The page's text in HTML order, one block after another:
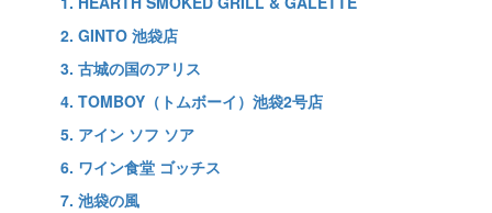
2. GINTO 池袋店
3. 古城の国のアリス
4. TOMBOY（トムボーイ）池袋2号店
5. アイン ソフ ソア
6. ワイン食堂 ゴッチス
7. 池袋の風